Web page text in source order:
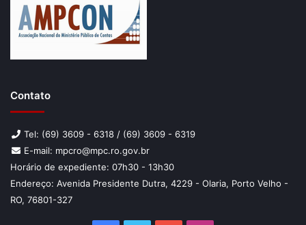
Contato
Tel: (69) 3609 - 6318 / (69) 3609 - 6319
E-mail: mpcro@mpc.ro.gov.br
Horário de expediente: 07h30 - 13h30
Endereço: Avenida Presidente Dutra, 4229 - Olaria, Porto Velho -
RO, 76801-327